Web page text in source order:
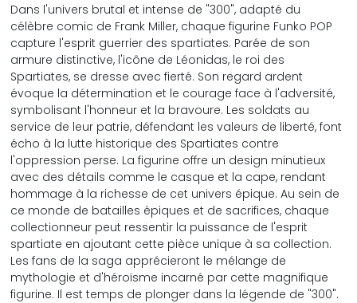
Dans l'univers brutal et intense de "300", adapté du
célèbre comic de Frank Miller, chaque figurine Funko POP
capture l'esprit guerrier des spartiates. Parée de son
armure distinctive, l'icône de Léonidas, le roi des
Spartiates, se dresse avec fierté. Son regard ardent
évoque la détermination et le courage face à l'adversité,
symbolisant l'honneur et la bravoure. Les soldats au
service de leur patrie, défendant les valeurs de liberté, font
écho à la lutte historique des Spartiates contre
l'oppression perse. La figurine offre un design minutieux
avec des détails comme le casque et la cape, rendant
hommage à la richesse de cet univers épique. Au sein de
ce monde de batailles épiques et de sacrifices, chaque
collectionneur peut ressentir la puissance de l'esprit
spartiate en ajoutant cette pièce unique à sa collection.
Les fans de la saga apprécieront le mélange de
mythologie et d'héroïsme incarné par cette magnifique
figurine. Il est temps de plonger dans la légende de "300".